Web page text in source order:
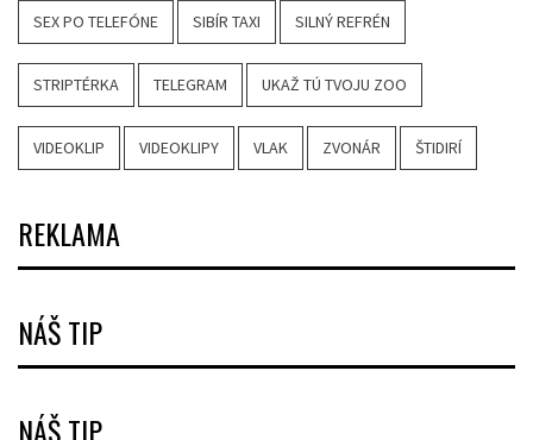
SEX PO TELEFÓNE SIBÍR TAXI SILNÝ REFRÉN
STRIPTÉRKA TELEGRAM UKAŽ TÚ TVOJU ZOO
VIDEOKLIP VIDEOKLIPY VLAK ZVONÁR ŠTIDIRÍ
REKLAMA
NÁŠ TIP
NÁŠ TIP